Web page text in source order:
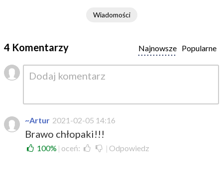
Wiadomości
4 Komentarzy Popularne
Najnowsze
~Artur 2021-02-05 14:16
Brawo chłopaki!!!
100% | oceń: | Odpowiedz